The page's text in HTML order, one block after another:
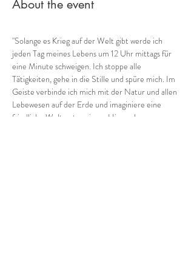
About the event
"Solange es Krieg auf der Welt gibt werde ich
jeden Tag meines Lebens um 12 Uhr mittags für
eine Minute schweigen. Ich stoppe alle
Tätigkeiten, gehe in die Stille und spüre mich. Im
Geiste verbinde ich mich mit der Natur und allen
Lebewesen auf der Erde und imaginiere eine
friedliche Welt unter einem Himmel.